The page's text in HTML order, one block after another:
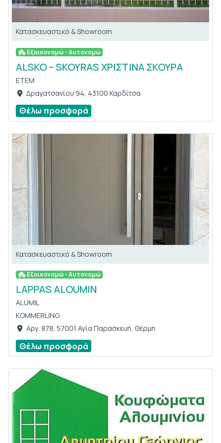
Κατασκευαστικό & Showroom
Εξοικονομώ - Αυτονομώ
ALSKO – SKOYRAS ΧΡΙΣΤΙΝΑ ΣΚΟΥΡΑ
ETEM
Δραγατσανίου 94, 43100 Καρδίτσα
Θέλω προσφορά
Κατασκευαστικό & Showroom
Εξοικονομώ - Αυτονομώ
LAPPAS ALOUMIN
ALUMIL
KOMMERLING
Αργ. 878, 57001 Αγία Παρασκευή, Θέρμη
Θέλω προσφορά